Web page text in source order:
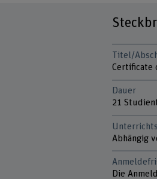
Titel/
Certificate
Dauer
21
Abhängig
Die